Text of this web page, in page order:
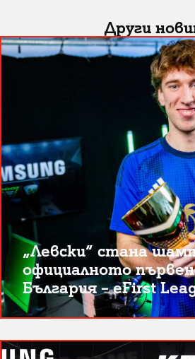
Други
„Левски“ стана
официалното
България – eFirst